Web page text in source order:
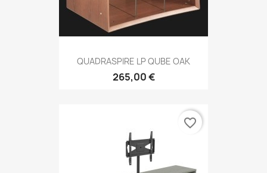
QUADRASPIRE LP QUBE OAK
265,00 €
favorite_border